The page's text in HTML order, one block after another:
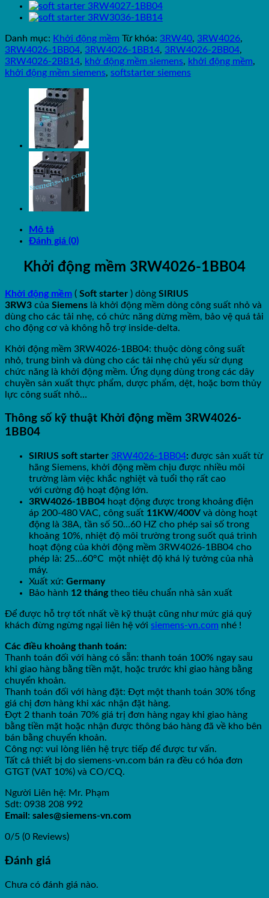
Danh mục: Khởi động mềm Từ khóa: 3RW40, 3RW4026,
3RW4026-1BB04, 3RW4026-1BB14, 3RW4026-2BB04,
3RW4026-2BB14, khở động mềm siemens, khởi động mềm,
khởi động mềm siemens, softstarter siemens
Mô tả
Đánh giá (0)
Khởi động mềm 3RW4026-1BB04
Khởi động mềm ( Soft starter ) dòng SIRIUS
3RW3 của Siemens là khởi động mềm dòng công suất nhỏ và
dùng cho các tải nhẹ, có chức năng dừng mềm, bảo vệ quá tải
cho động cơ và không hỗ trợ inside-delta.
Khởi động mềm 3RW4026-1BB04: thuộc dòng công suất
nhỏ, trung bình và dùng cho các tải nhẹ chủ yếu sử dụng
chức năng là khởi động mềm. Ứng dụng dùng trong các dây
chuyền sản xuất thực phẩm, dược phẩm, dệt, hoặc bơm thủy
lực công suất nhỏ…
Thông số kỹ thuật Khởi động mềm 3RW4026-
1BB04
SIRIUS soft starter 3RW4026-1BB04: được sản xuất từ
hãng Siemens, khởi động mềm chịu được nhiều môi
trường làm việc khắc nghiệt và tuổi thọ rất cao
với cường độ hoạt động lớn.
3RW4026-1BB04 hoạt động được trong khoảng điện
áp 200-480 VAC, công suất 11KW/400V và dòng hoạt
động là 38A, tần số 50…60 HZ cho phép sai số trong
khoảng 10%, nhiệt độ môi trường trong suốt quá trình
hoạt động của khởi động mềm 3RW4026-1BB04 cho
phép là: 25…60°C một nhiệt độ khá lý tưởng của nhà
máy.
Xuất xứ: Germany
Bảo hành 12 thángtheo tiêu chuẩn nhà sản xuất
Để được hỗ trợ tốt nhất về kỹ thuật cũng như mức giá quý
khách đừng ngừng ngại liên hệ với siemens-vn.com nhé !
Các điều khoảng thanh toán:
Thanh toán đối với hàng có sẵn: thanh toán 100% ngay sau
khi giao hàng bằng tiền mặt, hoặc trước khi giao hàng bằng
chuyển khoản.
Thanh toán đối với hàng đặt: Đợt một thanh toán 30% tổng
giá chị đơn hàng khi xác nhận đặt hàng.
Đợt 2 thanh toán 70% giá trị đơn hàng ngay khi giao hàng
bằng tiền mặt hoặc nhận được thông báo hàng đã về kho bên
bán bằng chuyển khoản.
Công nợ: vui lòng liên hệ trực tiếp để được tư vấn.
Tất cả thiết bị do siemens-vn.com bán ra đều có hóa đơn
GTGT (VAT 10%) và CO/CQ.
Người Liên hệ: Mr. Phạm
Sdt: 0938 208 992
Email: sales@siemens-vn.com
0/5 (0 Reviews)
Đánh giá
Chưa có đánh giá nào.